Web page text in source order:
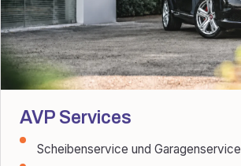
AVP Services
Scheibenservice und Garagenservice